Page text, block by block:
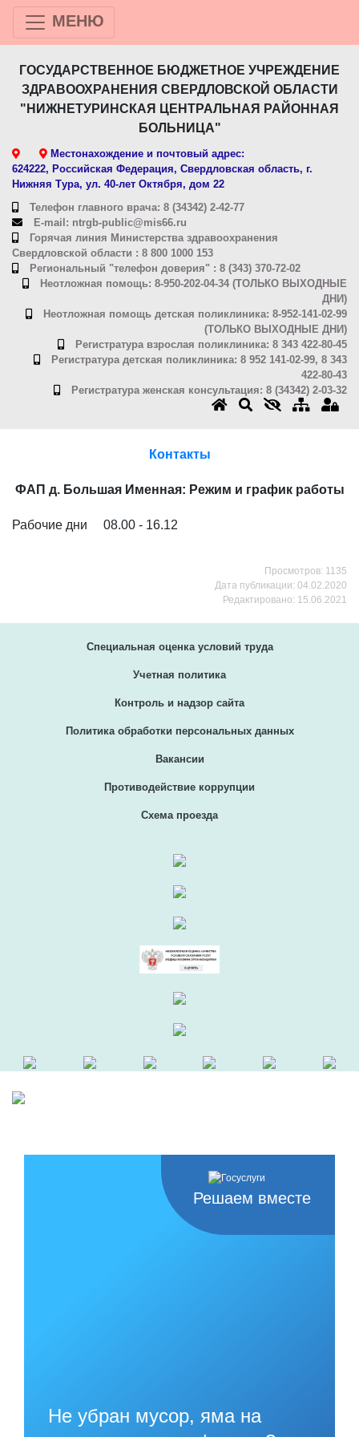
МЕНЮ
ГОСУДАРСТВЕННОЕ БЮДЖЕТНОЕ УЧРЕЖДЕНИЕ
ЗДРАВООХРАНЕНИЯ СВЕРДЛОВСКОЙ ОБЛАСТИ
"НИЖНЕТУРИНСКАЯ ЦЕНТРАЛЬНАЯ РАЙОННАЯ
БОЛЬНИЦА"
Местонахождение и почтовый адрес:
624222, Российская Федерация, Свердловская область, г.
Нижняя Тура, ул. 40-лет Октября, дом 22
Телефон главного врача: 8 (34342) 2-42-77
E-mail: ntrgb-public@mis66.ru
Горячая линия Министерства здравоохранения
Свердловской области : 8 800 1000 153
Региональный "телефон доверия" : 8 (343) 370-72-02
Неотложная помощь: 8-950-202-04-34 (ТОЛЬКО ВЫХОДНЫЕ
ДНИ)
Неотложная помощь детская поликлиника: 8-952-141-02-99
(ТОЛЬКО ВЫХОДНЫЕ ДНИ)
Регистратура взрослая поликлиника: 8 343 422-80-45
Регистратура детская поликлиника: 8 952 141-02-99, 8 343
422-80-43
Регистратура женская консультация: 8 (34342) 2-03-32
Контакты
ФАП д. Большая Именная: Режим и график работы
Рабочие дни 08.00 - 16.12
Просмотров: 1135
Дата публикации: 04.02.2020
Редактировано: 15.06.2021
Специальная оценка условий труда
Учетная политика
Контроль и надзор сайта
Политика обработки персональных данных
Вакансии
Противодействие коррупции
Схема проезда
Решаем вместе
Не убран мусор, яма на